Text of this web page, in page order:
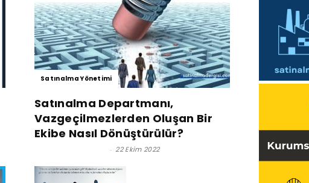
Satınalma Yönetimi
Satınalma Departmanı,
Vazgeçilmezlerden Oluşan Bir
Ekibe Nasıl Dönüştürülür?
- 22 Ekim 2022